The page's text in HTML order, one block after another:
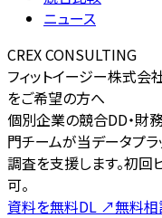
ニュース
CREX CONSULTING
フィットイージー株式
をご希望の方へ
個別企業の競合DD・財
門チームが当データプラ
調査を支援します。初回
可。
資料を無料DL ↗無料